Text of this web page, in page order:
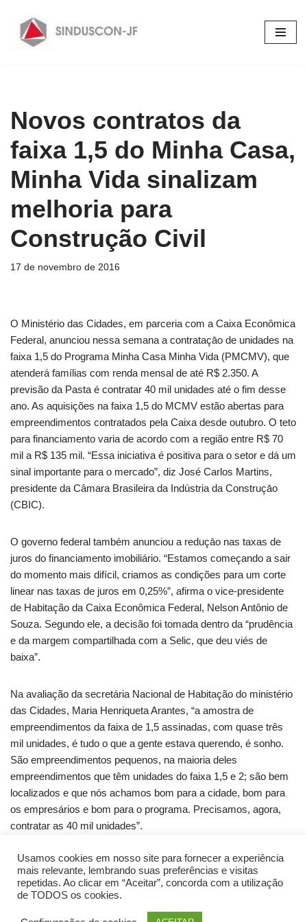
Pular
Novos contratos da
faixa 1,5 do Minha Casa,
Minha Vida sinalizam
melhoria para
Construção Civil
17 de novembro de 2016
O Ministério das Cidades, em parceria com a Caixa Econômica
Federal, anunciou nessa semana a contrataçāo de unidades na
faixa 1,5 do Programa Minha Casa Minha Vida (PMCMV), que
atenderá famílias com renda mensal de até R$ 2.350. A
previsão da Pasta é contratar 40 mil unidades até o fim desse
ano. As aquisições na faixa 1,5 do MCMV estão abertas para
empreendimentos contratados pela Caixa desde outubro. O teto
para financiamento varia de acordo com a região entre R$ 70
mil a R$ 135 mil. “Essa iniciativa é positiva para o setor e dá um
sinal importante para o mercado”, diz José Carlos Martins,
presidente da Câmara Brasileira da Indústria da Construçāo
(CBIC).
O governo federal também anunciou a reduçāo nas taxas de
juros do financiamento imobiliário. “Estamos começando a sair
do momento mais difícil, criamos as condições para um corte
linear nas taxas de juros em 0,25%”, afirma o vice-presidente
de Habitação da Caixa Econômica Federal, Nelson Antônio de
Souza. Segundo ele, a decisão foi tomada dentro da “prudência
e da margem compartilhada com a Selic, que deu viés de
baixa”.
Na avaliação da secretária Nacional de Habitação do ministério
das Cidades, Maria Henriqueta Arantes, “a amostra de
empreendimentos da faixa de 1,5 assinadas, com quase três
mil unidades, é tudo o que a gente estava querendo, é sonho.
São empreendimentos pequenos, na maioria deles
empreendimentos que têm unidades do faixa 1,5 e 2; são bem
localizados e que nós achamos bom para a cidade, bom para
os empresários e bom para o programa. Precisamos, agora,
contratar as 40 mil unidades”.
Fonte: CBIC
Usamos cookies em nosso site para fornecer a experiência
mais relevante, lembrando suas preferências e visitas
repetidas. Ao clicar em “Aceitar”, concorda com a utilização
de TODOS os cookies.